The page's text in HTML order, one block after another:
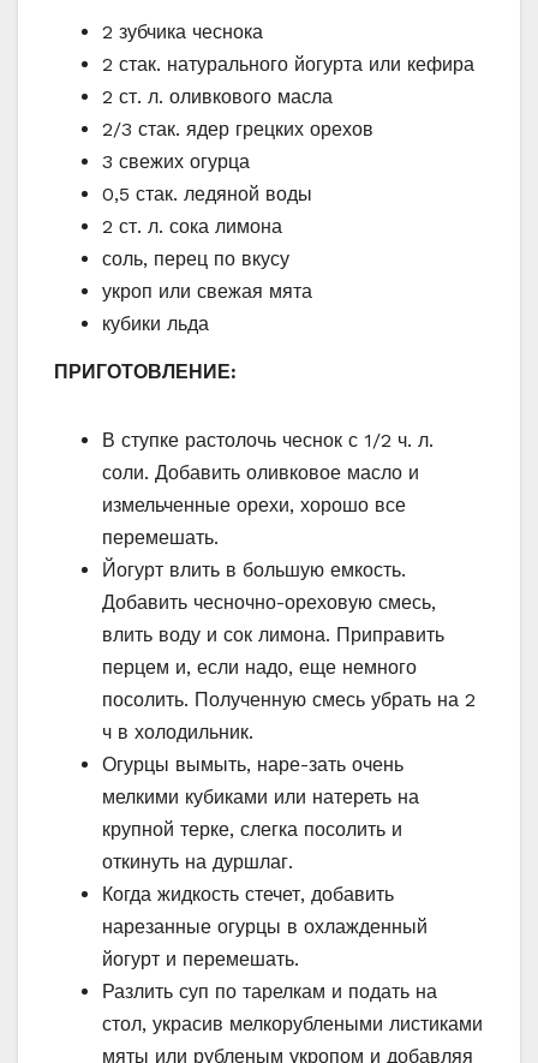
2 зубчика чеснока
2 стак. натурального йогурта или кефира
2 ст. л. оливкового масла
2/3 стак. ядер грецких орехов
3 свежих огурца
0,5 стак. ледяной воды
2 ст. л. сока лимона
соль, перец по вкусу
укроп или свежая мята
кубики льда
ПРИГОТОВЛЕНИЕ:
В ступке растолочь чес­­нок с 1/2 ч. л.
соли. Добавить оливковое масло и
измельченные орехи, хо­­рошо все
перемешать.
Йогурт влить в большую емкость.
Добавить чесночно-ореховую смесь,
влить воду и сок лимона. Приправить
перцем и, ес­­ли надо, еще немного
посолить. Полученную смесь убрать на 2
ч в холодильник.
Огурцы вымыть, наре-зать очень
мелкими кубиками или натереть на
крупной терке, слегка посолить и
откинуть на дуршлаг.
Когда жидкость стечет, добавить
нарезанные огурцы в охлажденный
йогурт и перемешать.
Разлить суп по тарелкам и подать на
стол, украсив мелкорублеными листиками
мяты или рубленым укропом и добавляя